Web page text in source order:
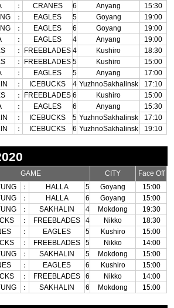
： CRANES 6 Anyang
15:30
： EAGLES 5 Goyang
19:00
： EAGLES 6 Goyang
19:00
： EAGLES 4 Anyang
19:00
： FREEBLADES 4 Kushiro
18:30
： FREEBLADES 5 Kushiro
15:00
： EAGLES 5 Anyang
17:00
： ICEBUCKS 4 YuzhnoSakhalinsk
17:10
： FREEBLADES 6 Kushiro
15:00
： EAGLES 6 Anyang
15:30
： ICEBUCKS 5 YuzhnoSakhalinsk
17:10
： ICEBUCKS 6 YuzhnoSakhalinsk 19:10
GAME CITY
Face Off
： HALLA 5 Goyang
15:00
： HALLA 6 Goyang
15:00
： SAKHALIN 4 Mokdong
19:30
： FREEBLADES 4 Nikko
18:30
： EAGLES 5 Kushiro
15:00
： FREEBLADES 5 Nikko
14:00
： SAKHALIN 5 Mokdong
15:00
： EAGLES 6 Kushiro
15:00
： FREEBLADES 6 Nikko
14:00
： SAKHALIN 6 Mokdong 15:00